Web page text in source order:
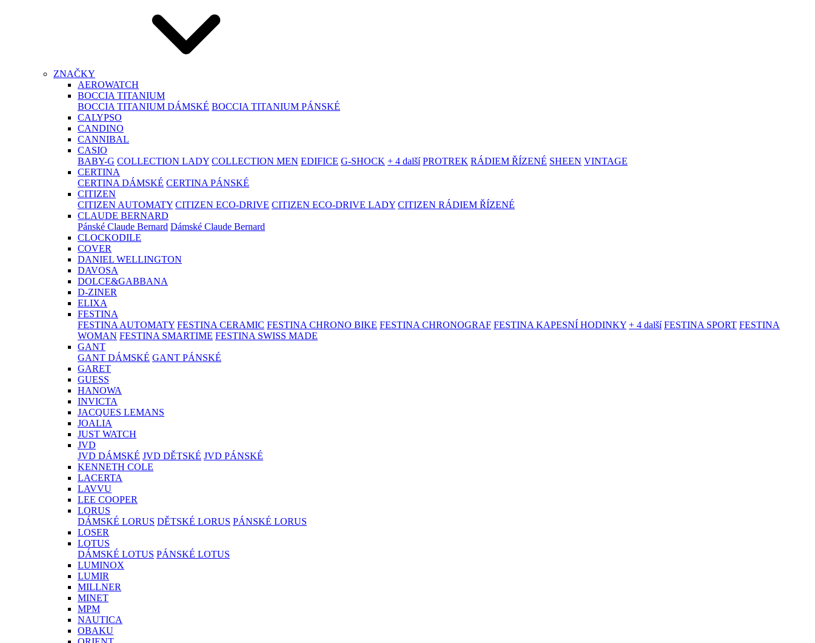
ZNAČKY
AEROWATCH
BOCCIA TITANIUM
BOCCIA TITANIUM DÁMSKÉ BOCCIA TITANIUM PÁNSKÉ
CALYPSO
CANDINO
CANNIBAL
CASIO
BABY-G COLLECTION LADY COLLECTION MEN EDIFICE G-SHOCK + 4 další PROTREK RÁDIEM ŘÍZENÉ SHEEN VINTAGE
CERTINA
CERTINA DÁMSKÉ CERTINA PÁNSKÉ
CITIZEN
CITIZEN AUTOMATY CITIZEN ECO-DRIVE CITIZEN ECO-DRIVE LADY CITIZEN RÁDIEM ŘÍZENÉ
CLAUDE BERNARD
Pánské Claude Bernard Dámské Claude Bernard
CLOCKODILE
COVER
DANIEL WELLINGTON
DAVOSA
DOLCE&GABBANA
D-ZINER
ELIXA
FESTINA
FESTINA AUTOMATY FESTINA CERAMIC FESTINA CHRONO BIKE FESTINA CHRONOGRAF FESTINA KAPESNÍ HODINKY + 4 další FESTINA SPORT FESTINA
WOMAN FESTINA SMARTIME FESTINA SWISS MADE
GANT
GANT DÁMSKÉ GANT PÁNSKÉ
GARET
GUESS
HANOWA
INVICTA
JACQUES LEMANS
JOALIA
JUST WATCH
JVD
JVD DÁMSKÉ JVD DĚTSKÉ JVD PÁNSKÉ
KENNETH COLE
LACERTA
LAVVU
LEE COOPER
LORUS
DÁMSKÉ LORUS DĚTSKÉ LORUS PÁNSKÉ LORUS
LOSER
LOTUS
DÁMSKÉ LOTUS PÁNSKÉ LOTUS
LUMINOX
LUMIR
MILLNER
MINET
MPM
NAUTICA
OBAKU